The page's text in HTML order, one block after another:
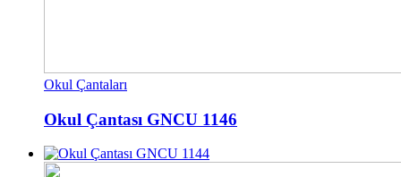
Okul Çantaları
Okul Çantası GNCU 1146